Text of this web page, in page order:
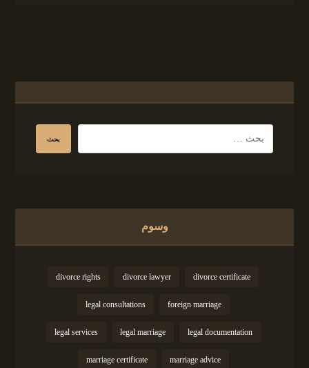
وسوم
divorce certificate
divorce lawyer
divorce rights
foreign marriage
legal consultations
legal documentation
legal marriage
legal services
marriage advice
marriage certificate